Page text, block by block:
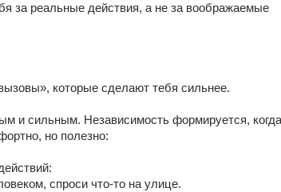
за реальные действия, а не за воображаемые
которые сделают тебя сильнее.
и сильным. Независимость формируется,
но полезно:
спроси что-то на улице.